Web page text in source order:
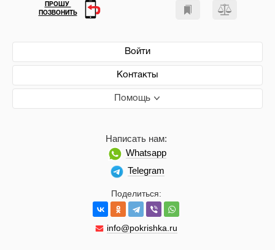
Войти
Контакты
Помощь
Поделиться:
info@pokrishka.ru
Написать нам:
Whatsapp
Telegram
ПРОШУ
ПОЗВОНИТЬ